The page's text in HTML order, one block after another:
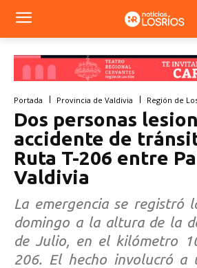
Portada Provincia de Valdivia Región de
Dos personas
accidente de
Ruta T-206 entre
Valdivia
La emergencia se registró
domingo a la altura de la
de Julio, en el kilómetro
206. El hecho involucró a